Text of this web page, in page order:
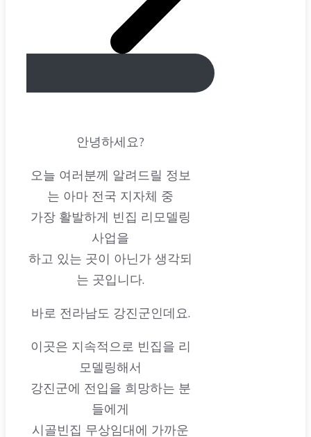
오늘 여러분께 알려드릴 정보
가장 활발하게 빈집 리모델링
사업을
하고 있는 곳이 아닌가 생각되
는 곳입니다.
바로 전라남도 강진군인데요.
이곳은 지속적으로 빈집을 리
강진군에 전입을 희망하는 분
들에게
시골빈집 무상임대에 가까운
가격으로
“보증금 1백만 원에 월세 1만